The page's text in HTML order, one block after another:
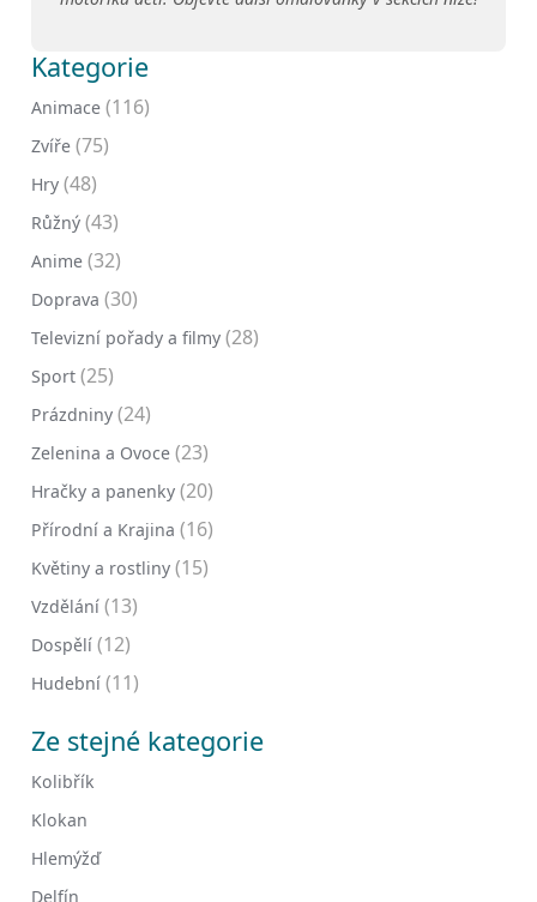
Kategorie
Animace (116)
Zvíře (75)
Hry (48)
Růžný (43)
Anime (32)
Doprava (30)
Televizní pořady a filmy (28)
Sport (25)
Prázdniny (24)
Zelenina a Ovoce (23)
Hračky a panenky (20)
Přírodní a Krajina (16)
Květiny a rostliny (15)
Vzdělání (13)
Dospělí (12)
Hudební (11)
Ze stejné kategorie
Kolibřík
Klokan
Hlemýžď
Delfín